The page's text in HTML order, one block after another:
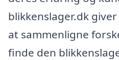
blikkenslager.dk
at sammenligne
finde den